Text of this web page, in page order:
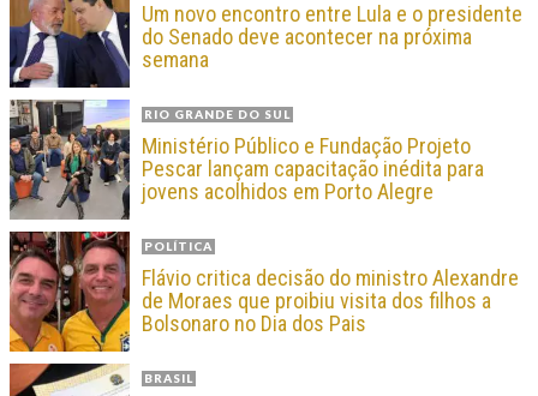
Um novo encontro entre Lula e o presidente
do Senado deve acontecer na próxima
semana
RIO GRANDE DO SUL
Ministério Público e Fundação Projeto
Pescar lançam capacitação inédita para
jovens acolhidos em Porto Alegre
POLÍTICA
Flávio critica decisão do ministro Alexandre
de Moraes que proibiu visita dos filhos a
Bolsonaro no Dia dos Pais
BRASIL